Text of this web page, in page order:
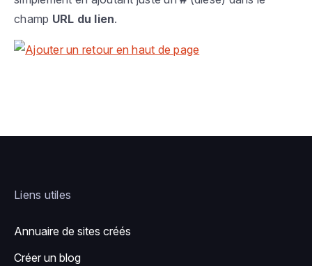
champ URL du lien.
Liens utiles
Annuaire de sites créés
Créer un blog